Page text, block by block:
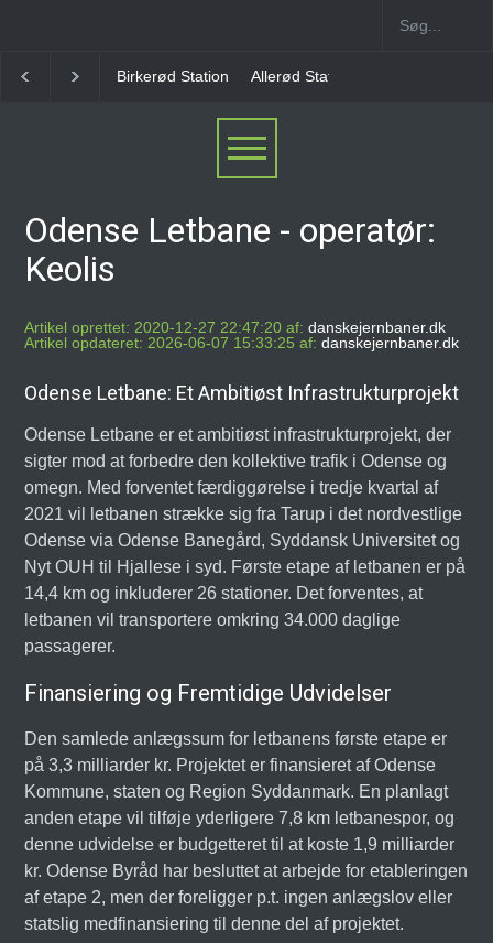
Allerød Station Favrholm Station
Odense Letbane - operatør:
Keolis
Artikel oprettet: 2020-12-27 22:47:20 af: danskejernbaner.dk
Artikel opdateret: 2026-06-07 15:33:25 af: danskejernbaner.dk
Odense Letbane: Et Ambitiøst Infrastrukturprojekt
Odense Letbane er et ambitiøst infrastrukturprojekt, der
sigter mod at forbedre den kollektive trafik i Odense og
omegn. Med forventet færdiggørelse i tredje kvartal af
2021 vil letbanen strække sig fra Tarup i det nordvestlige
Odense via Odense Banegård, Syddansk Universitet og
Nyt OUH til Hjallese i syd. Første etape af letbanen er på
14,4 km og inkluderer 26 stationer. Det forventes, at
letbanen vil transportere omkring 34.000 daglige
passagerer.
Finansiering og Fremtidige Udvidelser
Den samlede anlægssum for letbanens første etape er
på 3,3 milliarder kr. Projektet er finansieret af Odense
Kommune, staten og Region Syddanmark. En planlagt
anden etape vil tilføje yderligere 7,8 km letbanespor, og
denne udvidelse er budgetteret til at koste 1,9 milliarder
kr. Odense Byråd har besluttet at arbejde for etableringen
af etape 2, men der foreligger p.t. ingen anlægslov eller
statslig medfinansiering til denne del af projektet.